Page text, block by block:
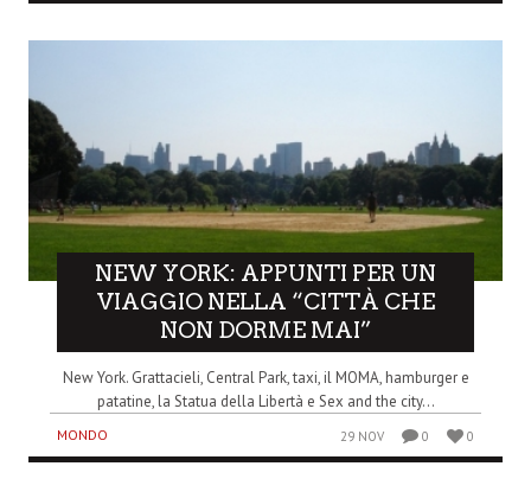
NEW YORK: APPUNTI PER UN
VIAGGIO NELLA “CITTÀ CHE
NON DORME MAI”
New York. Grattacieli, Central Park, taxi, il MOMA, hamburger e
patatine, la Statua della Libertà e Sex and the city...
MONDO 29 NOV 0 0